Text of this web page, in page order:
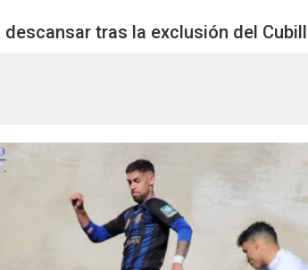
descansar tras la exclusión del